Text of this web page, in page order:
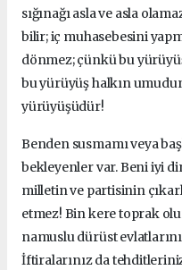
sığınağı asla ve asla
bilir; iç muhasebesini
dönmez; çünkü bu
bu yürüyüş halkın
yürüyüşüdür!
Benden susmamı veya
bekleyenler var. Beni iyi
milletin ve partisinin
etmez! Bin kere toprak
namuslu dürüst
İftiralarınız da